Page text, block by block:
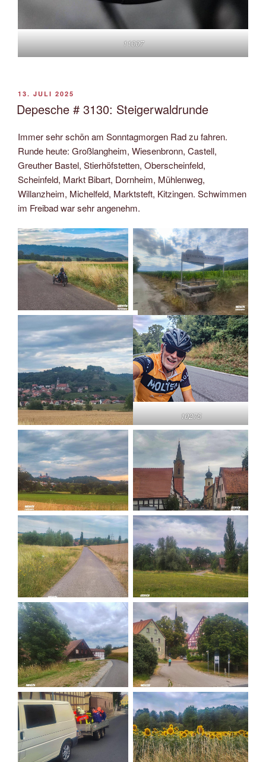
11007
VERÖFFENTLICHT
AM
13. JULI 2025
Depesche # 3130: Steigerwaldrunde
Immer sehr schön am Sonntagmorgen Rad zu fahren.
Runde heute: Großlangheim, Wiesenbronn, Castell,
Greuther Bastel, Stierhöfstetten, Oberscheinfeld,
Scheinfeld, Markt Bibart, Dornheim, Mühlenweg,
Willanzheim, Michelfeld, Marktsteft, Kitzingen. Schwimmen
im Freibad war sehr angenehm.
10275